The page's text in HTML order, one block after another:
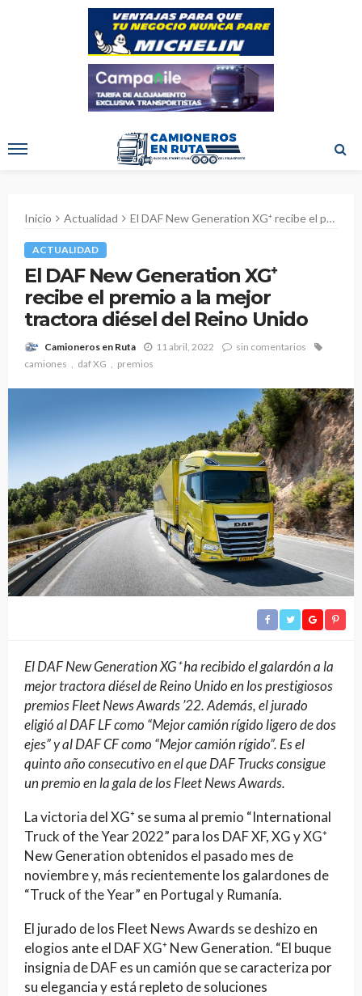
Inicio Actualidad El DAF New Generation XG⁺ recibe el premio a la mejor tractora diésel del Reino Unido
ACTUALIDAD
El DAF New Generation XG⁺
recibe el premio a la mejor
tractora diésel del Reino Unido
Camioneros en Ruta 11 abril, 2022
sin comentarios
camiones
daf XG premios
El DAF New Generation XG⁺ ha recibido el galardón a la
mejor tractora diésel de Reino Unido en los prestigiosos
premios Fleet News Awards ’22. Además, el jurado
eligió al DAF LF como “Mejor camión rígido ligero de dos
ejes” y al DAF CF como “Mejor camión rígido”. Es el
quinto año consecutivo en el que DAF Trucks consigue
un premio en la gala de los Fleet News Awards.
La victoria del XG⁺ se suma al premio “International
Truck of the Year 2022” para los DAF XF, XG y XG⁺
New Generation obtenidos el pasado mes de
noviembre y, más recientemente los galardones de
“Truck of the Year” en Portugal y Rumanía.
El jurado de los Fleet News Awards se deshizo en
elogios ante el DAF XG⁺ New Generation. “El buque
insignia de DAF es un camión que se caracteriza por
su elegancia y está repleto de soluciones